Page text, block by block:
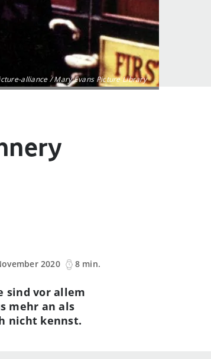
alliance / Mary Evans Picture Library
2020
8 min.
sind vor allem
mehr an als
nicht kennst.